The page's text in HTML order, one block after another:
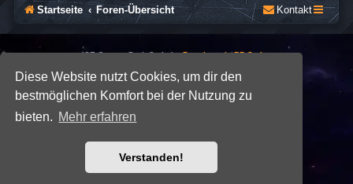
Diese Website nutzt Cookies, um dir den
bestmöglichen Komfort bei der Nutzung zu
bieten. Mehr erfahren
Verstanden!
Startseite Foren-Übersicht Kontakt
*SE Gamer: Dark Style byPremium phpBB Styles
Powered byphpBB ® Forum Software © phpBB Limited
Datenschutz